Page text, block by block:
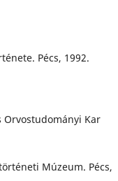
Pécs, 1992.
Orvostudományi Kar
Múzeum. Pécs,